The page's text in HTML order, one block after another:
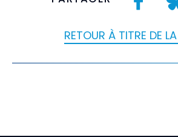
RETOUR À TITRE DE